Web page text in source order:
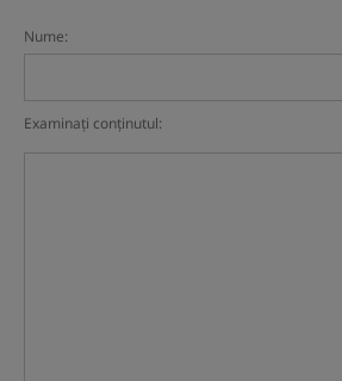
Nume:
Examinați conținutul: